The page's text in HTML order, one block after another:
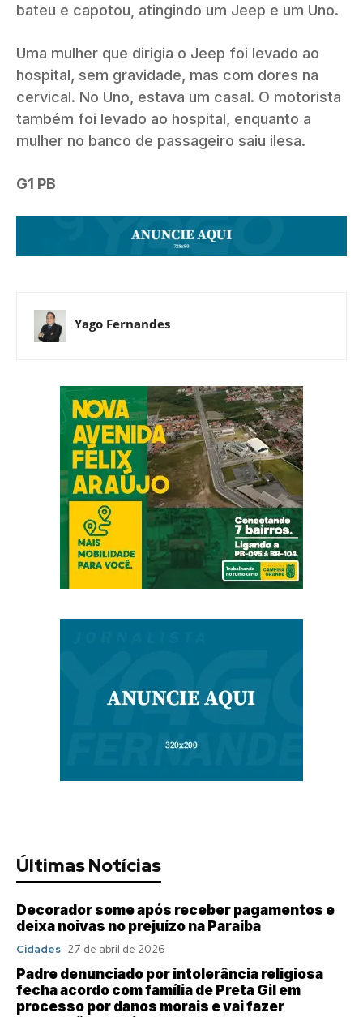
bateu e capotou, atingindo um Jeep e um Uno.
Uma mulher que dirigia o Jeep foi levado ao
hospital, sem gravidade, mas com dores na
cervical. No Uno, estava um casal. O motorista
também foi levado ao hospital, enquanto a
mulher no banco de passageiro saiu ilesa.
G1 PB
Yago Fernandes
Últimas Notícias
Decorador some após receber pagamentos e
deixa noivas no prejuízo na Paraíba
Cidades 27 de abril de 2026
Padre denunciado por intolerância religiosa
fecha acordo com família de Preta Gil em
processo por danos morais e vai fazer